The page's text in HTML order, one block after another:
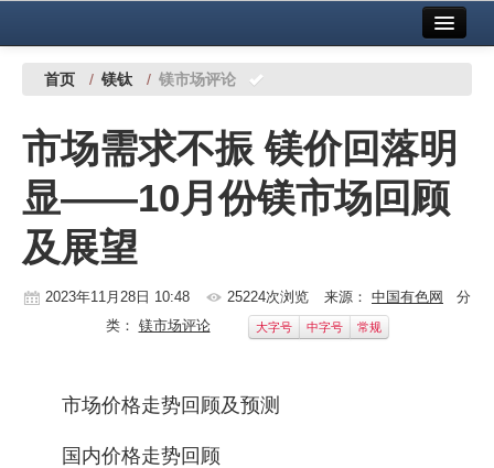
中国有色金属报社主办 广告服务
铜镍铅锌
铝
稀有稀土
有色市场
首页 / 镁钛 / 镁市场评论
市场需求不振 镁价回落明
显——10月份镁市场回顾
及展望
2023年11月28日 10:48 25224次浏览 来源： 中国有色网
分
类： 镁市场评论 大字号 中字号 常规
市场价格走势回顾及预测
国内价格走势回顾